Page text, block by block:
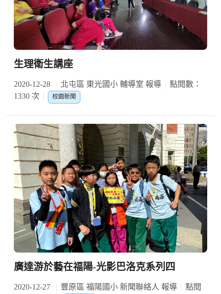
生理衛生講座
2020-12-28 北屯區 東光國小 輔導室 報導
點閱數：
1330 次
校園新聞
廣達游於藝在福陽-光影巴洛克系列四
2020-12-27 豐原區 福陽國小 新聞聯絡人 報導
點閱